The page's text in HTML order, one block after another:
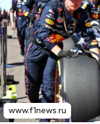
www.f1news.ru